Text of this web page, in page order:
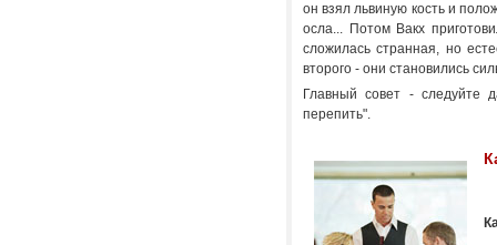
он взял львиную кость и
осла... Потом Вакх
сложилась странная, но
второго - они становились
Главный совет - следуйте
перепить".